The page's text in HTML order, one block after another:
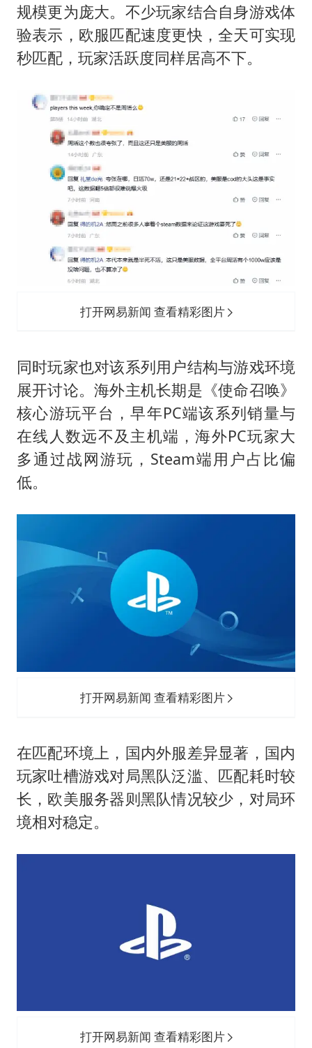
规模更为庞大。不少玩家结合自身游戏体
验表示，欧服匹配速度更快，全天可实现
秒匹配，玩家活跃度同样居高不下。
打开网易新闻 查看精彩图片
同时玩家也对该系列用户结构与游戏环境
展开讨论。海外主机长期是《使命召唤》
核心游玩平台，早年PC端该系列销量与
在线人数远不及主机端，海外PC玩家大
多通过战网游玩，Steam端用户占比偏
低。
打开网易新闻 查看精彩图片
在匹配环境上，国内外服差异显著，国内
玩家吐槽游戏对局黑队泛滥、匹配耗时较
长，欧美服务器则黑队情况较少，对局环
境相对稳定。
打开网易新闻 查看精彩图片